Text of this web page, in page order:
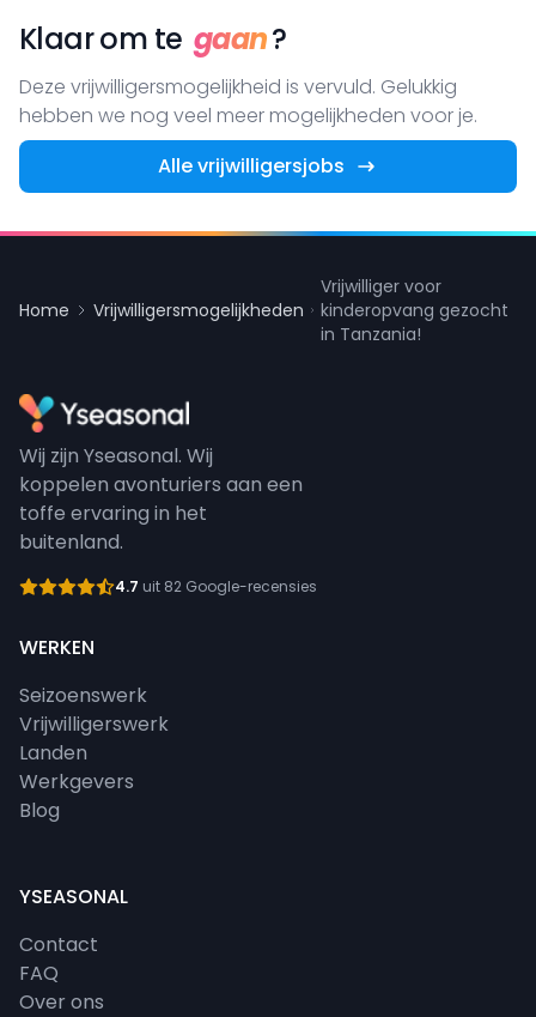
Klaar om te gaan?
Deze vrijwilligersmogelijkheid is vervuld. Gelukkig
hebben we nog veel meer mogelijkheden voor je.
Alle vrijwilligersjobs
Home Vrijwilligersmogelijkheden
Vrijwilliger voor
kinderopvang gezocht
in Tanzania!
Wij zijn Yseasonal. Wij
koppelen avonturiers aan een
toffe ervaring in het
buitenland.
4.7 uit 82 Google-recensies
WERKEN
Seizoenswerk
Vrijwilligerswerk
Landen
Werkgevers
Blog
YSEASONAL
Contact
FAQ
Over ons